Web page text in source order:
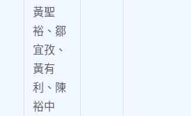
黃聖
裕、鄒
宜孜、
黃有
利、陳
裕中